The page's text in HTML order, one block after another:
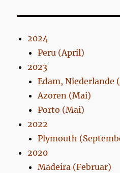
2024
Peru (April)
2023
Edam, Niederlande
Azoren (Mai)
Porto (Mai)
2022
Plymouth
2020
Madeira (Februar)